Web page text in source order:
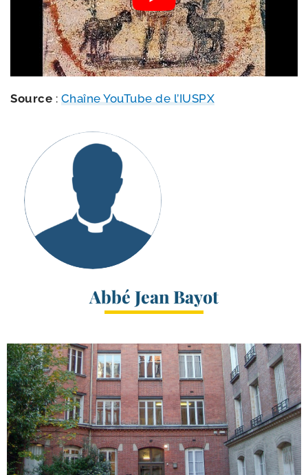
Source : Chaîne YouTube de l’IUSPX
Abbé Jean Bayot